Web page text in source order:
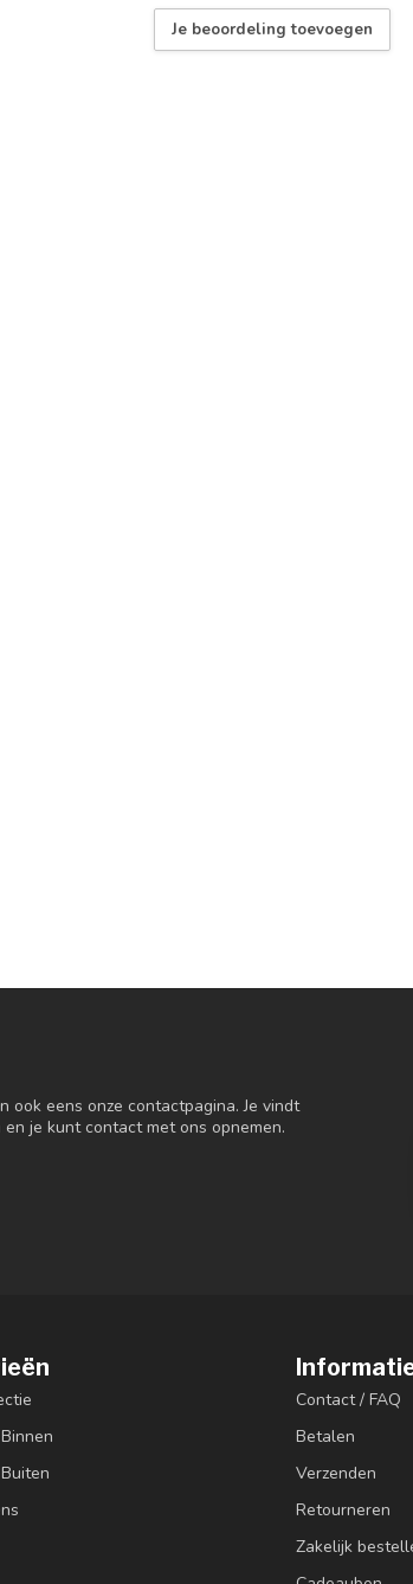
Je beoordeling toevoegen
ook eens onze contactpagina. Je vindt
je kunt contact met ons opnemen.
Contact / FAQ
Betalen
Verzenden
Retourneren
Zakelijk